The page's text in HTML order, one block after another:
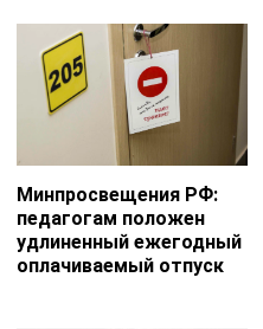
Минпросвещения РФ:
педагогам положен
удлиненный ежегодный
оплачиваемый отпуск